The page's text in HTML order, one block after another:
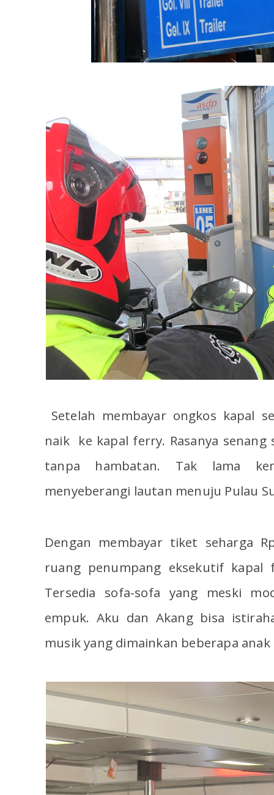
Setelah membayar ongkos kapal
naik ke kapal ferry. Rasanya
tanpa hambatan. Tak lama
menyeberangi lautan menuju Pulau
Dengan membayar tiket seharga
ruang penumpang eksekutif kapal
Tersedia sofa-sofa yang meski
empuk. Aku dan Akang bisa
musik yang dimainkan beberapa anak